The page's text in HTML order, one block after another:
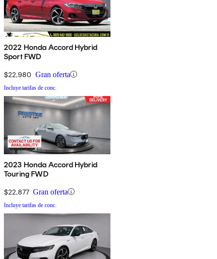
2022 Honda Accord Hybrid
Sport FWD
$22,980 Gran oferta
Incluye tarifas de conc.
2023 Honda Accord Hybrid
Touring FWD
$22,877 Gran oferta
Incluye tarifas de conc.